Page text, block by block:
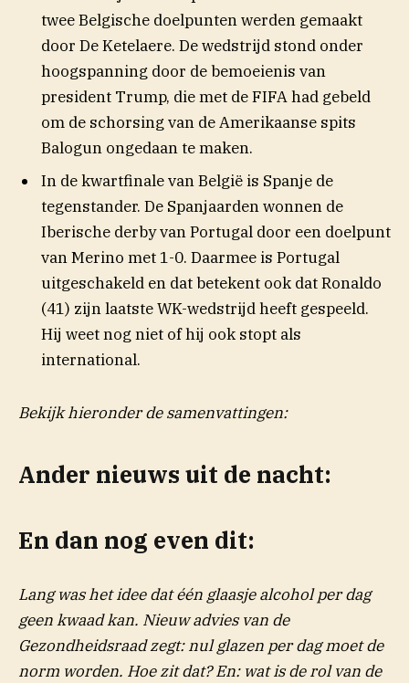
twee Belgische doelpunten werden gemaakt
door De Ketelaere. De wedstrijd stond onder
hoogspanning door de bemoeienis van
president Trump, die met de FIFA had gebeld
om de schorsing van de Amerikaanse spits
Balogun ongedaan te maken.
In de kwartfinale van België is Spanje de
tegenstander. De Spanjaarden wonnen de
Iberische derby van Portugal door een doelpunt
van Merino met 1-0. Daarmee is Portugal
uitgeschakeld en dat betekent ook dat Ronaldo
(41) zijn laatste WK-wedstrijd heeft gespeeld.
Hij weet nog niet of hij ook stopt als
international.
Bekijk hieronder de samenvattingen:
Ander nieuws uit de nacht:
En dan nog even dit:
Lang was het idee dat één glaasje alcohol per dag
geen kwaad kan. Nieuw advies van de
Gezondheidsraad zegt: nul glazen per dag moet de
norm worden. Hoe zit dat? En: wat is de rol van de